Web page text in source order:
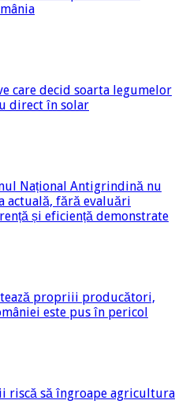
care decid soarta legumelor
direct în solar
Național Antigrindină nu
actuală, fără evaluări
și eficiență demonstrate
propriii producători,
este pus în pericol
riscă să îngroape agricultura